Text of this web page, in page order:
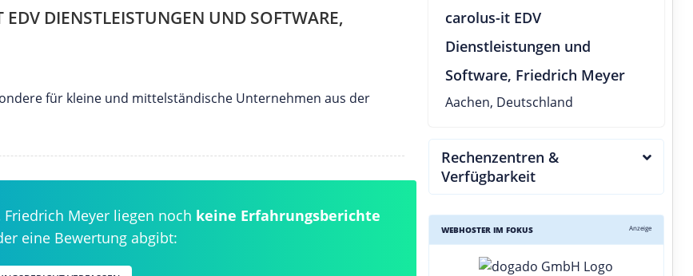
DIENSTLEISTUNGEN UND SOFTWARE,
für kleine und mittelständische Unternehmen aus der
Meyer liegen noch keine Erfahrungsberichte
eine Bewertung abgibt:
carolus-it EDV
Dienstleistungen und
Software, Friedrich Meyer
Aachen, Deutschland
Rechenzentren &
Verfügbarkeit
WEBHOSTER IM FOKUS Anzeige